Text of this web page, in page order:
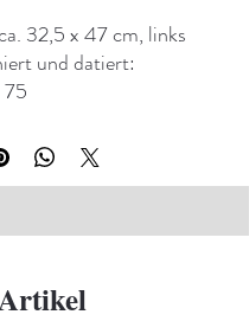
32,5 x 47 cm, links
und datiert: